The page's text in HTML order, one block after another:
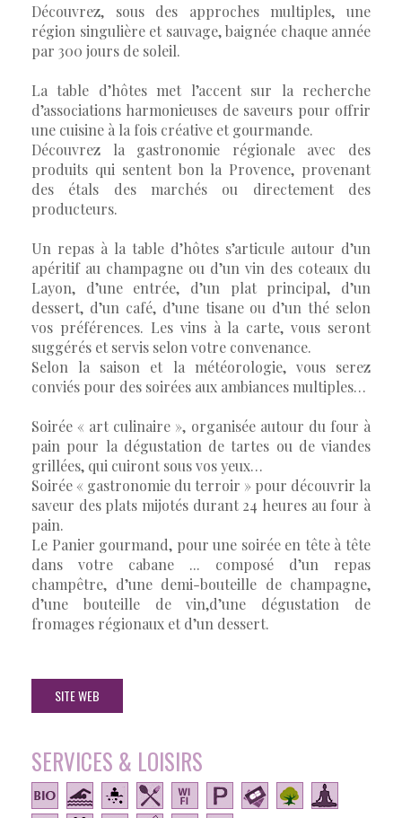
Découvrez, sous des approches multiples, une
région singulière et sauvage, baignée chaque année
par 300 jours de soleil.
La table d’hôtes met l’accent sur la recherche
d’associations harmonieuses de saveurs pour offrir
une cuisine à la fois créative et gourmande.
Découvrez la gastronomie régionale avec des
produits qui sentent bon la Provence, provenant
des étals des marchés ou directement des
producteurs.
Un repas à la table d’hôtes s’articule autour d’un
apéritif au champagne ou d’un vin des coteaux du
Layon, d’une entrée, d’un plat principal, d’un
dessert, d’un café, d’une tisane ou d’un thé selon
vos préférences. Les vins à la carte, vous seront
suggérés et servis selon votre convenance.
Selon la saison et la météorologie, vous serez
conviés pour des soirées aux ambiances multiples…
Soirée « art culinaire », organisée autour du four à
pain pour la dégustation de tartes ou de viandes
grillées, qui cuiront sous vos yeux…
Soirée « gastronomie du terroir » pour découvrir la
saveur des plats mijotés durant 24 heures au four à
pain.
Le Panier gourmand, pour une soirée en tête à tête
dans votre cabane ... composé d’un repas
champêtre, d’une demi-bouteille de champagne,
d’une bouteille de vin,d’une dégustation de
fromages régionaux et d’un dessert.
SITE WEB
SERVICES & LOISIRS